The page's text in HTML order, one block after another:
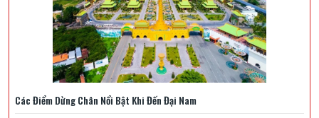
Các Điểm Dừng Chân Nổi Bật Khi Đến Đại Nam